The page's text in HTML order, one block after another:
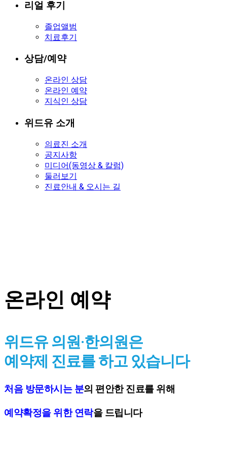
리얼 후기
졸업앨범
치료후기
상담/예약
온라인 상담
온라인 예약
지식인 상담
위드유 소개
의료진 소개
공지사항
미디어(동영상 & 칼럼)
둘러보기
진료안내 & 오시는 길
온라인 예약
위드유 의원·한의원은
예약제 진료를 하고 있습니다
처음 방문하시는 분의 편안한 진료를 위해
예약확정을 위한 연락을 드립니다